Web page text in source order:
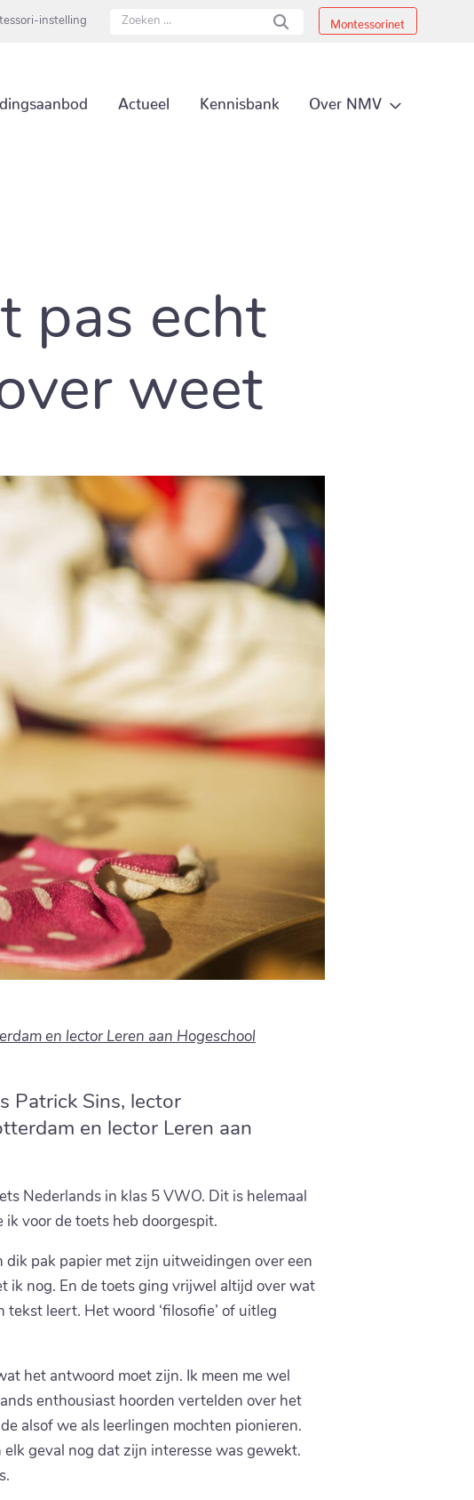
pas echt
weet
en lector Leren aan Hogeschool
Patrick Sins, lector
en lector Leren aan
Nederlands in klas 5 VWO. Dit is helemaal
voor de toets heb doorgespit.
dik pak papier met zijn uitweidingen over een
ik nog. En de toets ging vrijwel altijd over wat
leert. Het woord ‘filosofie’ of uitleg
het antwoord moet zijn. Ik meen me wel
enthousiast hoorden vertelden over het
alsof we als leerlingen mochten pionieren.
geval nog dat zijn interesse was gewekt.
instelling Montessorinet
Actueel Kennisbank Over NMV